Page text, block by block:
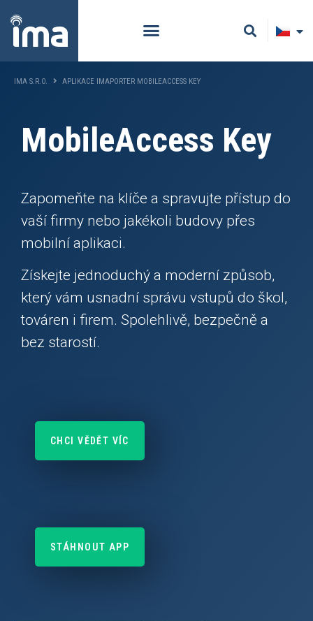
IMA S.R.O. APLIKACE IMAPORTER MOBILEACCESS KEY
MobileAccess Key
Zapomeňte na klíče a spravujte přístup do
vaší firmy nebo jakékoli budovy přes
mobilní aplikaci.
Získejte jednoduchý a moderní způsob,
který vám usnadní správu vstupů do škol,
továren i firem. Spolehlivě, bezpečně a
bez starostí.
CHCI VĚDĚT VÍC
STÁHNOUT APP